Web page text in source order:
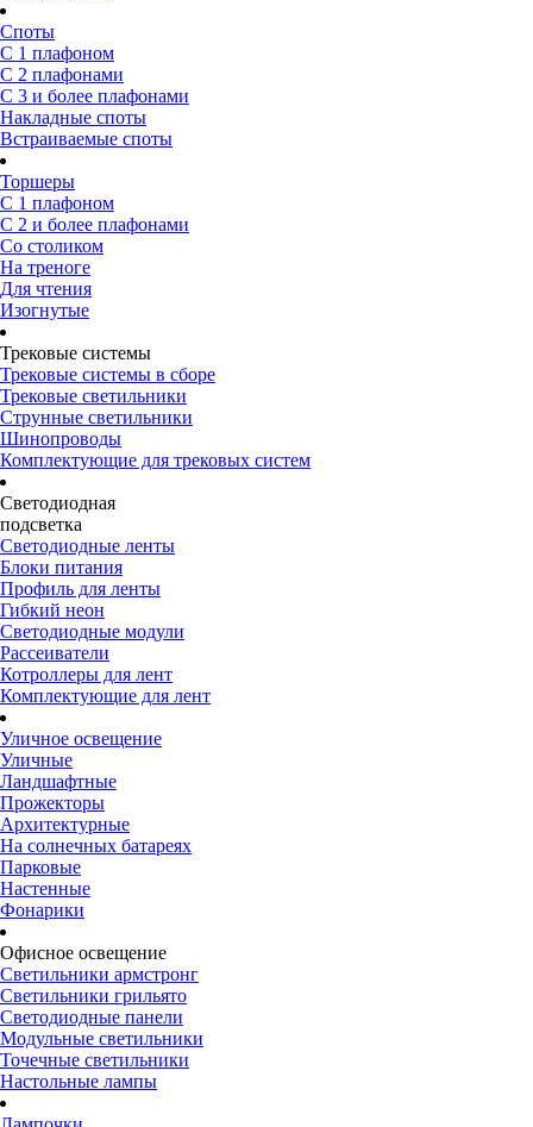
Споты
С 1 плафоном
С 2 плафонами
С 3 и более плафонами
Накладные споты
Встраиваемые споты
Торшеры
С 1 плафоном
С 2 и более плафонами
Со столиком
На треноге
Для чтения
Изогнутые
Трековые системы
Трековые системы в сборе
Трековые светильники
Струнные светильники
Шинопроводы
Комплектующие для трековых систем
Светодиодная
подсветка
Светодиодные ленты
Блоки питания
Профиль для ленты
Гибкий неон
Светодиодные модули
Рассеиватели
Котроллеры для лент
Комплектующие для лент
Уличное освещение
Уличные
Ландшафтные
Прожекторы
Архитектурные
На солнечных батареях
Парковые
Настенные
Фонарики
Офисное освещение
Светильники армстронг
Светильники грильято
Светодиодные панели
Модульные светильники
Точечные светильники
Настольные лампы